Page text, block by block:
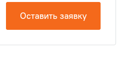
Оставить заявку